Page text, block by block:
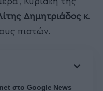
Δημητριάδος κ.
πιστών.
στο Google News